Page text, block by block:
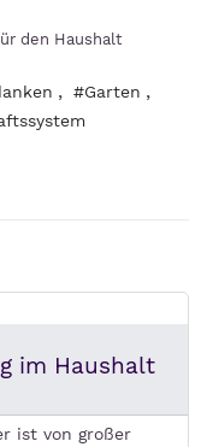
den Haushalt
, #Garten ,
im Haushalt
ist von großer